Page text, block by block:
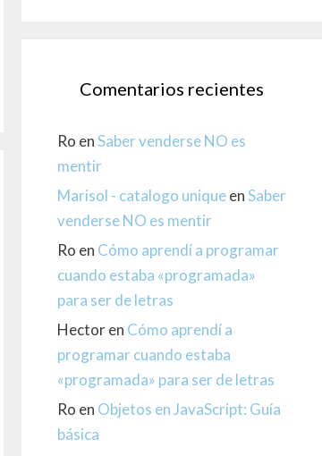
Comentarios recientes
Ro enSaber venderse NO es
mentir
Marisol - catalogo uniqueenSaber
venderse NO es mentir
Ro en Cómo aprendí a programar
cuando estaba «programada»
para ser de letras
Hectoren Cómo aprendí a
programar cuando estaba
«programada» para ser de letras
Ro en Objetos en JavaScript: Guía
básica